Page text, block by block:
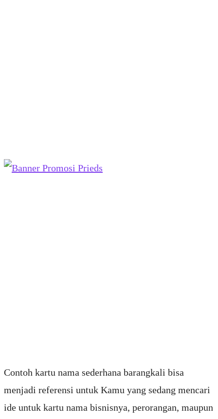
Contoh kartu nama sederhana barangkali bisa
menjadi referensi untuk Kamu yang sedang mencari
ide untuk kartu nama bisnisnya, perorangan, maupun